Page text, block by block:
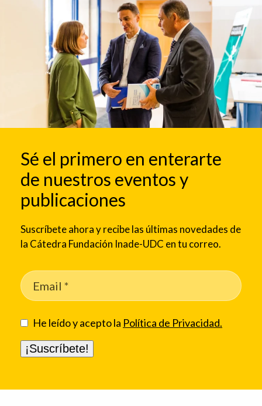
Sé el primero en enterarte
de nuestros eventos y
publicaciones
Suscríbete ahora y recibe las últimas novedades de
la Cátedra Fundación Inade-UDC en tu correo.
He leído y acepto la Política de Privacidad.